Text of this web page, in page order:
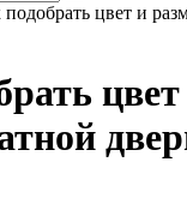
подобрать цвет и